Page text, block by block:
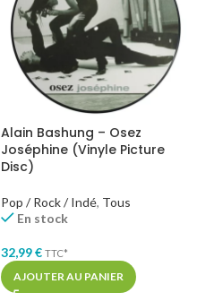
Alain Bashung – Osez
Joséphine (Vinyle Picture
Disc)
Pop / Rock / Indé, Tous
En stock
32,99€ TTC*
AJOUTER AU PANIER